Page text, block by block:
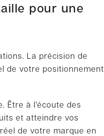
pour une
La précision de
de votre positionnement
Être à l’écoute des
et atteindre vos
de votre marque en